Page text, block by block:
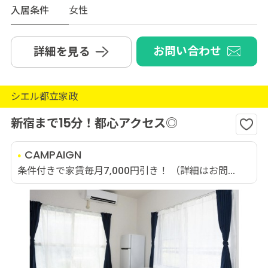
入居条件 女性
詳細を見る お問い合わせ
シエル都立家政
新宿まで15分！都心アクセス◎
CAMPAIGN
条件付きで家賃毎月7,000円引き！ （詳細はお問...